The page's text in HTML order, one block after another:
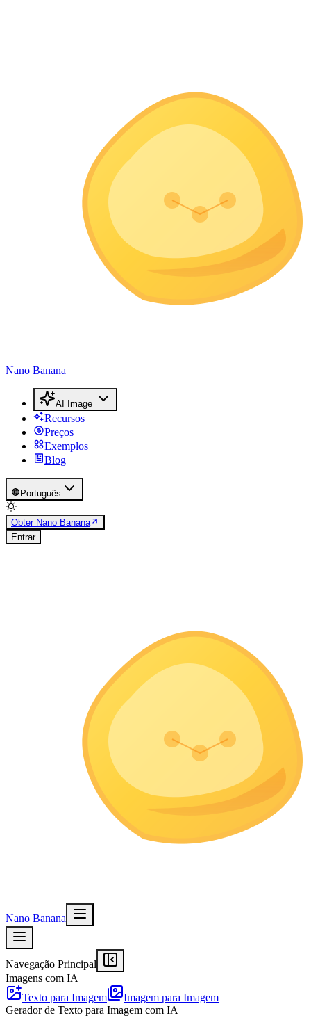
Nano Banana
AI Image
Recursos
Preços
Exemplos
Blog
Português
Obter Nano Banana
Entrar
Nano Banana
Navegação Principal
Imagens com IA
Texto para Imagem
Imagem para Imagem
Gerador de Texto para Imagem com IA